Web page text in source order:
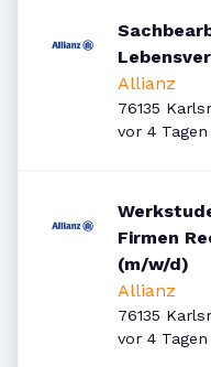
Allianz
76135
vor 4 Tagen
Firmen
(m/w/d)
Allianz
76135
vor 4 Tagen